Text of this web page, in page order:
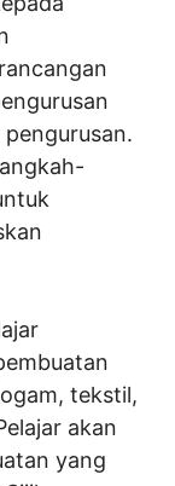
tekstil,
akan
yang